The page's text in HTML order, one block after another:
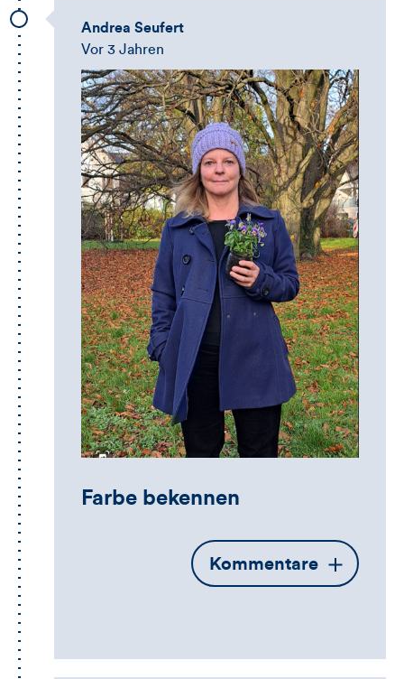
Andrea Seufert
Vor 3 Jahren
Farbe bekennen
Öffnet
die
Kommentare